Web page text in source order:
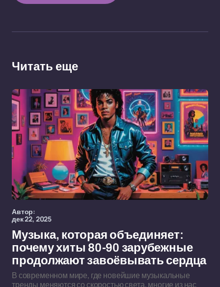
Читать еще
Автор:
дек 22, 2025
Музыка, которая объединяет:
почему хиты 80-90 зарубежные
продолжают завоёвывать сердца
В современном мире, где новейшие музыкальные
тренды меняются со скоростью света, многие из нас